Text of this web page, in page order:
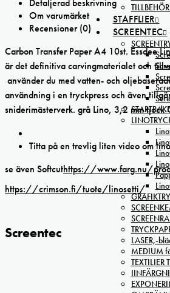
STAFFLIER
SCREENTEC
LASER,-
MEDIUM
TEXTILIER
Om varumärket
Recensioner (0)
Carbon Transfer Paper A4 10st. Essdee
är det definitiva carvingmaterialet och
använder du med vatten- och
användning i en tryckpress och även
sniderimästerverk. grå Lino, 3,2 mm tjock
Titta på en trevlig liten video om
se även Softcuthttps://www.farg.nu/
https://crimson.fi/tuote/linosetti/
Screentec